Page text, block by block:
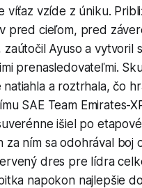
víťaz vzíde z úniku.
pred cieľom, pred
zaútočil Ayuso a vytvoril
prenasledovateľmi.
natiahla a roztrhala, čo
SAE Team Emirates-
išiel po
za ním sa odohrával boj
dres pre lídra
napokon najlepšie